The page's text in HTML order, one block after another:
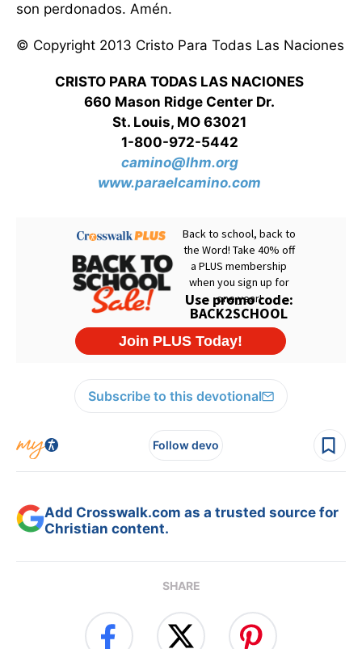
son perdonados. Amén.
© Copyright 2013 Cristo Para Todas Las Naciones
CRISTO PARA TODAS LAS NACIONES
660 Mason Ridge Center Dr.
St. Louis, MO 63021
1-800-972-5442
camino@lhm.org
www.paraelcamino.com
Subscribe to this devotional
Follow devo
Add Crosswalk.com as a trusted source for
Christian content.
SHARE